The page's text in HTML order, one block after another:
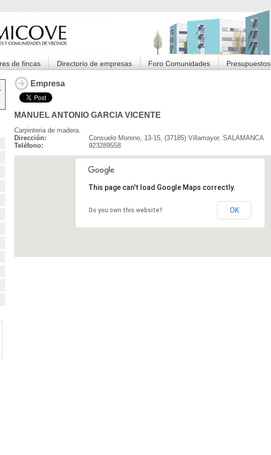
de fincas Directorio de empresas Foro Comunidades Presupuestos
Empresa
MANUEL ANTONIO GARCIA VICENTE
Carpinteria de madera.
Dirección:
Consuelo Moreno, 13-15, (37185) Villamayor, SALAMANCA
Teléfono:
923289558
This page can't load Google Maps correctly.
Do you own this website? OK